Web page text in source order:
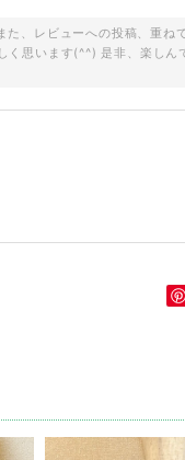
、レビューへの投稿、重ね
思います(^^) 是非、楽しん
さん使っていただけたら幸